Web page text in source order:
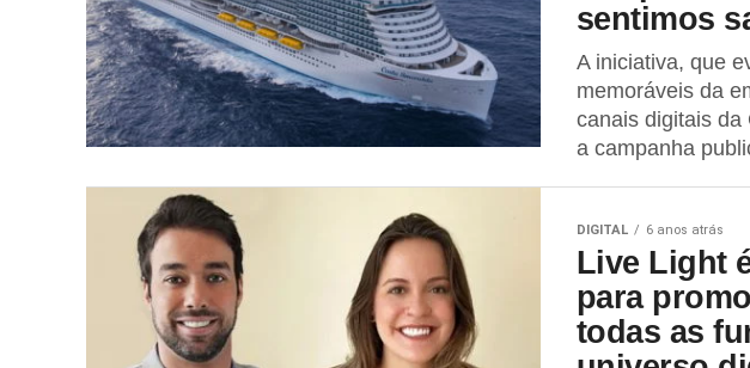
sentimos
A iniciativa, que
memoráveis da
canais digitais da
a campanha
DIGITAL 6 anos atrás
Live Light
para
todas as